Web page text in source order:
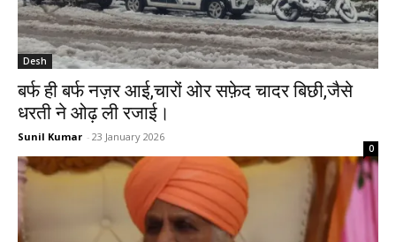
Desh
बर्फ ही बर्फ नज़र आई,चारों ओर सफ़ेद चादर बिछी,जैसे
धरती ने ओढ़ ली रजाई।
Sunil Kumar - 23 January 2026
0